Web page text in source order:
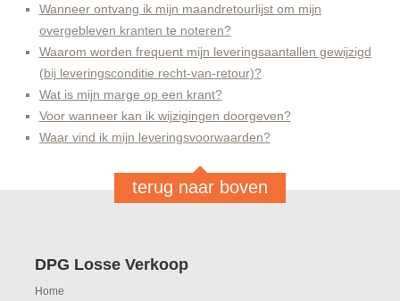
Wanneer ontvang ik mijn maandretourlijst om mijn
overgebleven kranten te noteren?
Waarom worden frequent mijn leveringsaantallen gewijzigd
(bij leveringsconditie recht-van-retour)?
Wat is mijn marge op een krant?
Voor wanneer kan ik wijzigingen doorgeven?
Waar vind ik mijn leveringsvoorwaarden?
terug naar boven
DPG Losse Verkoop
Home